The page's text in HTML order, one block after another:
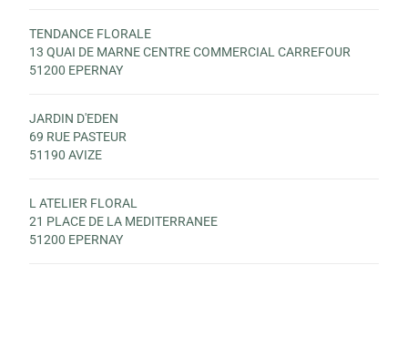
TENDANCE FLORALE
13 QUAI DE MARNE CENTRE COMMERCIAL CARREFOUR
51200 EPERNAY
JARDIN D'EDEN
69 RUE PASTEUR
51190 AVIZE
L ATELIER FLORAL
21 PLACE DE LA MEDITERRANEE
51200 EPERNAY